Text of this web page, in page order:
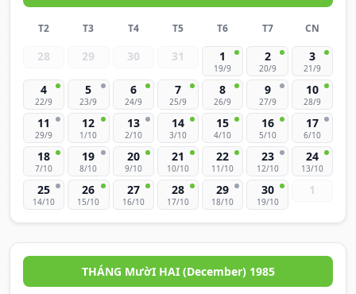
T2 T3 T4 T5 T6 T7 CN
28 29 30 31 1
19/9
2
20/9
3
21/9
4
22/9
5
23/9
6
24/9
7
25/9
8
26/9
9
27/9
10
28/9
11
29/9
12
1/10
13
2/10
14
3/10
15
4/10
16
5/10
17
6/10
18
7/10
19
8/10
20
9/10
21
10/10
22
11/10
23
12/10
24
13/10
25
14/10
26
15/10
27
16/10
28
17/10
29
18/10
30
19/10
1
THÁNG MườI HAI (December) 1985